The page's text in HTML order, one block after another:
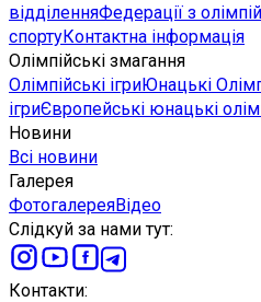
відділенняФедерації з
спортуКонтактна інформація
Олімпійські змагання
Олімпійські ігриЮнацькі
ігриЄвропейські юнацькі
Новини
Всі новини
Галерея
ФотогалереяВідео
Слідкуй за нами тут:
Контакти: